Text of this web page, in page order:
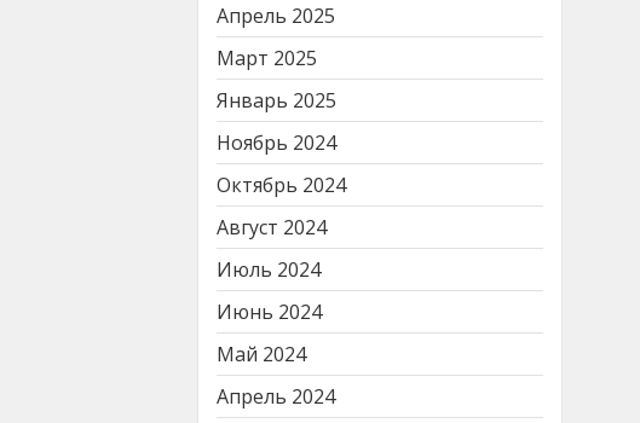
Апрель 2025
Март 2025
Январь 2025
Ноябрь 2024
Октябрь 2024
Август 2024
Июль 2024
Июнь 2024
Май 2024
Апрель 2024